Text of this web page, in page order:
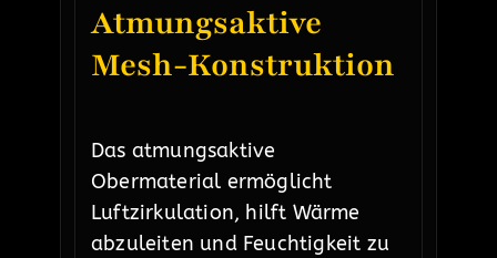
Atmungsaktive
Mesh-Konstruktion
Das atmungsaktive
Obermaterial ermöglicht
Luftzirkulation, hilft Wärme
abzuleiten und Feuchtigkeit zu